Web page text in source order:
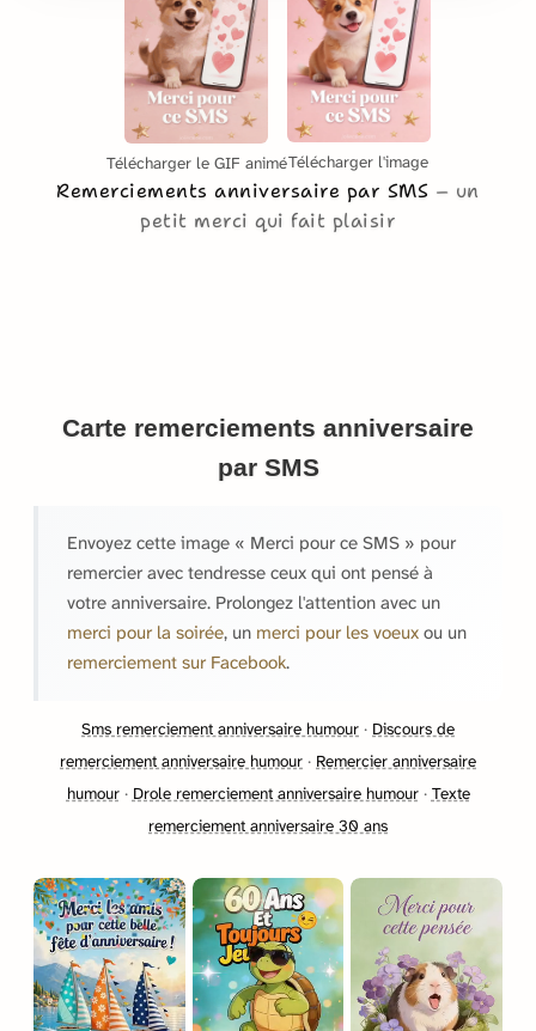
Télécharger le GIF animéTélécharger l'image
Remerciements anniversaire par SMS
un
petit merci qui fait plaisir
Carte remerciements anniversaire
par SMS
Envoyez cette image « Merci pour ce SMS » pour
remercier avec tendresse ceux qui ont pensé à
votre anniversaire. Prolongez l'attention avec un
merci pour la soirée, un merci pour les voeux ou un
remerciement sur Facebook.
Sms remerciement anniversaire humour · Discours de
remerciement anniversaire humour · Remercier anniversaire
humour· Drole remerciement anniversaire humour· Texte
remerciement anniversaire 30 ans